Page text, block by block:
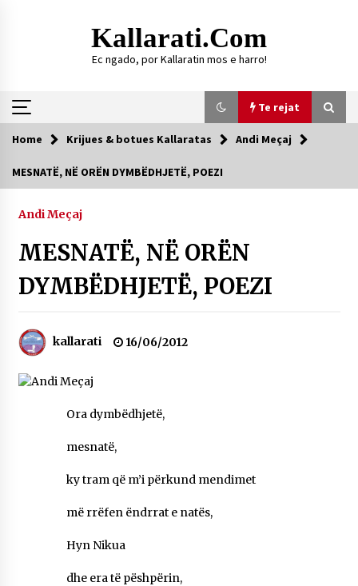
Kallarati.com
Ec ngado, por Kallaratin mos e harro!
Te rejat
Te rejat
SHOQATËS “KALLARATI”
Gazeta Kallarati nr. 118
07/07/2026
06/06/2026
NË KALLARAT, NË “FSHATIN E DJEGUR” U
ZHVILLUA EDICIONI I TRETË I PIKNIKU
26/05/2026
Gazeta Kallarati nr. 117
28/01/2026
Mbi kockat e martirëve ngrihet Atdheu
Home Krijues & botues Kallaratas Andi Meçaj
MESNATË, NË ORËN DYMBËDHJETË, POEZI
Andi Meçaj
MESNATË, NË ORËN
DYMBËDHJETË, POEZI
kallarati 16/06/2012
Ora dymbëdhjetë,
mesnatë,
ky tram që m’i përkund mendimet
më rrëfen ëndrrat e natës,
Hyn Nikua
dhe era të pëshpërin,